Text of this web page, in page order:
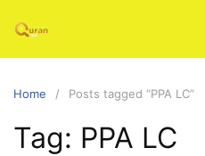
content
Home Posts tagged “PPA LC”
Tag: PPA LC